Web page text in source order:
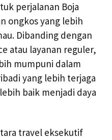
perjalanan Boja
ongkos yang lebih
Dibanding dengan
atau layanan reguler,
mumpuni dalam
yang lebih terjaga
baik menjadi daya
travel eksekutif